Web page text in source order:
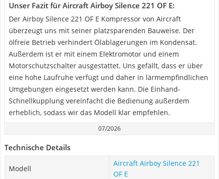
Unser Fazit für Aircraft Airboy Silence 221 OF E:
Der Airboy Silence 221 OF E Kompressor von Aircraft
überzeugt uns mit seiner platzsparenden Bauweise. Der
ölfreie Betrieb verhindert Ölablagerungen im Kondensat.
Außerdem ist er mit einem Elektromotor und einem
Motorschutzschalter ausgestattet. Uns gefällt, dass er über
eine hohe Laufruhe verfügt und daher in lärmempfindlichen
Umgebungen eingesetzt werden kann. Die Einhand-
Schnellkupplung vereinfacht die Bedienung außerdem
erheblich, sodass wir das Modell klar empfehlen.
07/2026
Technische Details
Modell
Aircraft Airboy Silence 221
OF E